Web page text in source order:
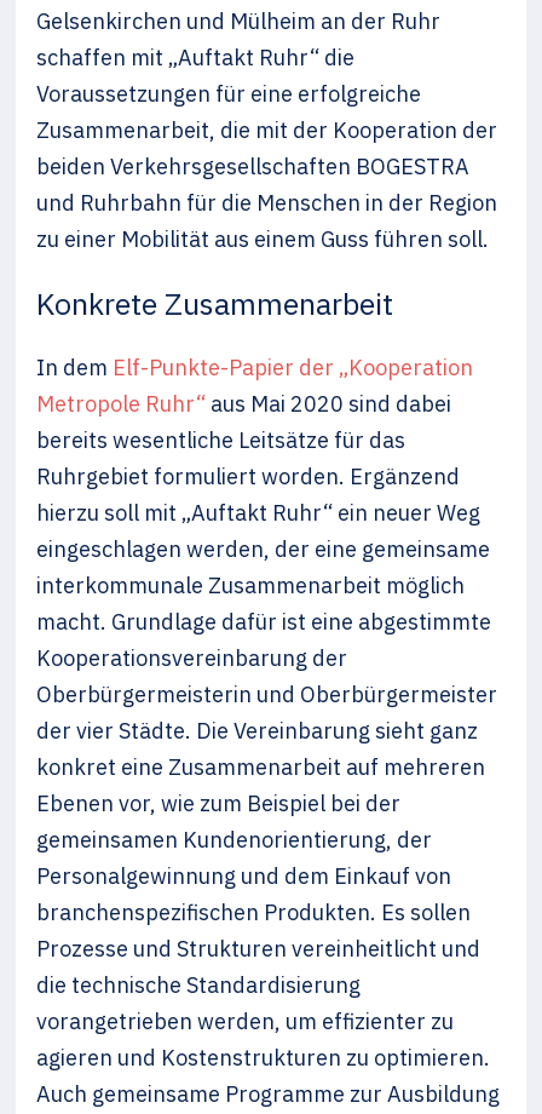
Gelsenkirchen und Mülheim an der Ruhr
schaffen mit „Auftakt Ruhr“ die
Voraussetzungen für eine erfolgreiche
Zusammenarbeit, die mit der Kooperation der
beiden Verkehrsgesellschaften BOGESTRA
und Ruhrbahn für die Menschen in der Region
zu einer Mobilität aus einem Guss führen soll.
Konkrete Zusammenarbeit
In dem Elf-Punkte-Papier der „Kooperation
Metropole Ruhr“ aus Mai 2020 sind dabei
bereits wesentliche Leitsätze für das
Ruhrgebiet formuliert worden. Ergänzend
hierzu soll mit „Auftakt Ruhr“ ein neuer Weg
eingeschlagen werden, der eine gemeinsame
interkommunale Zusammenarbeit möglich
macht. Grundlage dafür ist eine abgestimmte
Kooperationsvereinbarung der
Oberbürgermeisterin und Oberbürgermeister
der vier Städte. Die Vereinbarung sieht ganz
konkret eine Zusammenarbeit auf mehreren
Ebenen vor, wie zum Beispiel bei der
gemeinsamen Kundenorientierung, der
Personalgewinnung und dem Einkauf von
branchenspezifischen Produkten. Es sollen
Prozesse und Strukturen vereinheitlicht und
die technische Standardisierung
vorangetrieben werden, um effizienter zu
agieren und Kostenstrukturen zu optimieren.
Auch gemeinsame Programme zur Ausbildung